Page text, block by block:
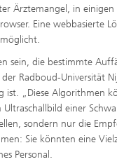
Ärztemangel, in
Eine webbasierte
sein, die bestimmte
Radboud-Universität
„Diese Algorithmen
einer
sondern nur die
Sie könnten eine
Personal.